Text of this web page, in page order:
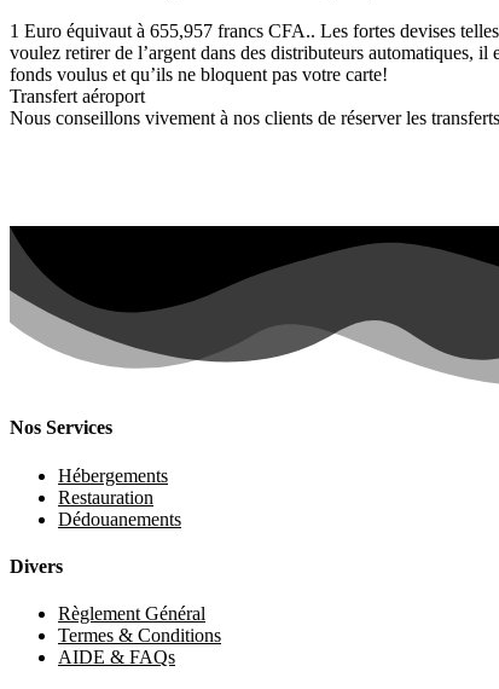
1 Euro équivaut à 655,957 francs CFA.. Les fortes devises
voulez retirer de l’argent dans des distributeurs automatiques,
fonds voulus et qu’ils ne bloquent pas votre carte!
Transfert aéroport
Nous conseillons vivement à nos clients de réserver les
Nos Services
Hébergements
Restauration
Dédouanements
Divers
Règlement Général
Termes & Conditions
AIDE & FAQs